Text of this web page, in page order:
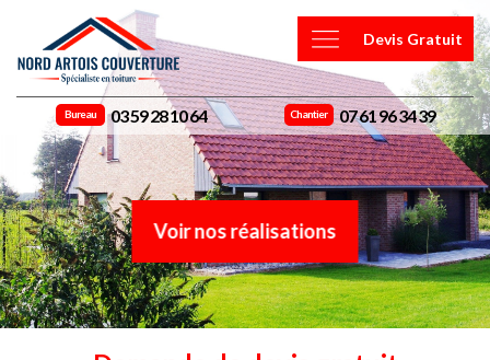
Devis Gratuit
Bureau 03 59 28 10 64 Chantier 07 61 96 34 39
Voir nos réalisations